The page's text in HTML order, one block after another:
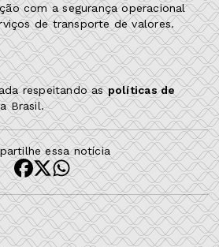
com a segurança operacional
de transporte de valores.
respeitando aspolíticas de
Brasil.
essa notícia